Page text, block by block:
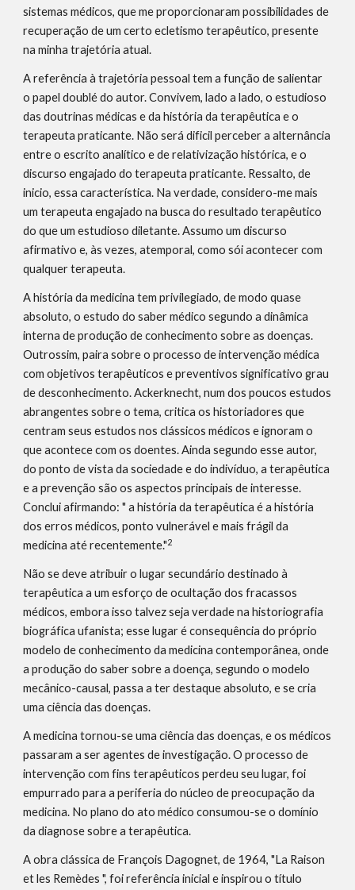
sistemas médicos, que me proporcionaram possibilidades de
recuperação de um certo ecletismo terapêutico, presente
na minha trajetória atual.
A referência à trajetória pessoal tem a função de salientar
o papel doublé do autor. Convivem, lado a lado, o estudioso
das doutrinas médicas e da história da terapêutica e o
terapeuta praticante. Não será dificil perceber a alternância
entre o escrito analítico e de relativização histórica, e o
discurso engajado do terapeuta praticante. Ressalto, de
inicio, essa característica. Na verdade, considero-me mais
um terapeuta engajado na busca do resultado terapêutico
do que um estudioso diletante. Assumo um discurso
afirmativo e, às vezes, atemporal, como sói acontecer com
qualquer terapeuta.
A história da medicina tem privilegiado, de modo quase
absoluto, o estudo do saber médico segundo a dinâmica
interna de produção de conhecimento sobre as doenças.
Outrossim, paira sobre o processo de intervenção médica
com objetivos terapêuticos e preventivos significativo grau
de desconhecimento. Ackerknecht, num dos poucos estudos
abrangentes sobre o tema, critica os historiadores que
centram seus estudos nos clássicos médicos e ignoram o
que acontece com os doentes. Ainda segundo esse autor,
do ponto de vista da sociedade e do indivíduo, a terapêutica
e a prevenção são os aspectos principais de interesse.
Conclui afirmando: " a história da terapêutica é a história
dos erros médicos, ponto vulnerável e mais frágil da
medicina até recentemente."2
Não se deve atribuir o lugar secundário destinado à
terapêutica a um esforço de ocultação dos fracassos
médicos, embora isso talvez seja verdade na historiografia
biográfica ufanista; esse lugar é consequência do próprio
modelo de conhecimento da medicina contemporânea, onde
a produção do saber sobre a doença, segundo o modelo
mecânico-causal, passa a ter destaque absoluto, e se cria
uma ciência das doenças.
A medicina tornou-se uma ciência das doenças, e os médicos
passaram a ser agentes de investigação. O processo de
intervenção com fins terapêuticos perdeu seu lugar, foi
empurrado para a periferia do núcleo de preocupação da
medicina. No plano do ato médico consumou-se o domínio
da diagnose sobre a terapêutica.
A obra clássica de François Dagognet, de 1964, "La Raison
et les Remèdes ", foi referência inicial e inspirou o título